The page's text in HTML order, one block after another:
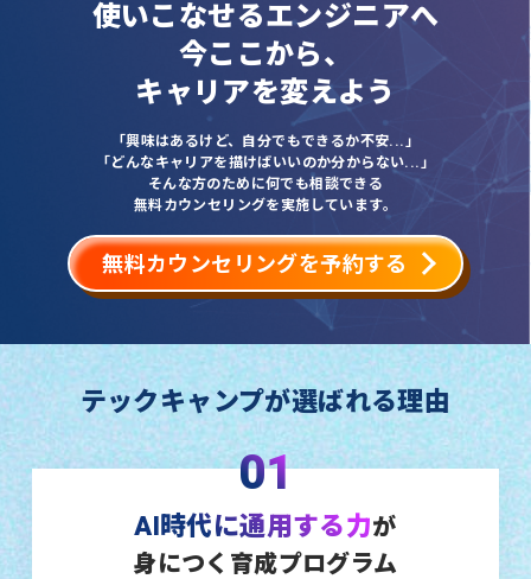
使いこなせるエンジニアへ
今ここから、
キャリアを変えよう
「興味はあるけど、自分でもできるか不安...」
「どんなキャリアを描けばいいのか分からない...」
そんな方のために何でも相談できる
無料カウンセリングを実施しています。
無料カウンセリングを予約する
テックキャンプが選ばれる理由
01
AI時代に通用する力が
身につく育成プログラム